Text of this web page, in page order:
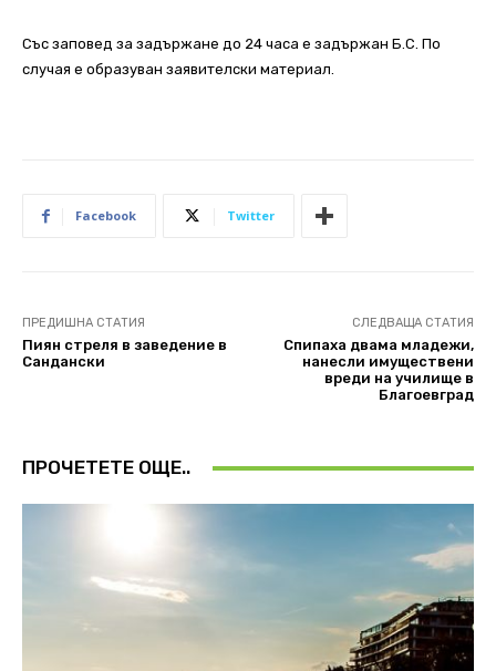
Със заповед за задържане до 24 часа е задържан Б.С. По
случая е образуван заявителски материал.
Facebook Twitter
ПРЕДИШНА СТАТИЯ
Пиян стреля в заведение в
Сандански
СЛЕДВАЩА СТАТИЯ
Спипаха двама младежи,
нанесли имуществени
вреди на училище в
Благоевград
ПРОЧЕТЕТЕ ОЩЕ..